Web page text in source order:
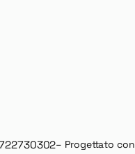
– Progettato con